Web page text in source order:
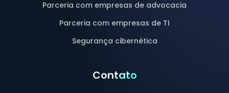
Parceria com empresas de advocacia
Parceria com empresas de TI
Segurança cibernética
Contato